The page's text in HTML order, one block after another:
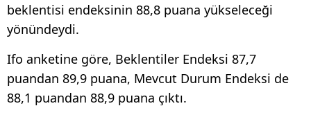
beklentisi endeksinin 88,8 puana yükseleceği
yönündeydi.
Ifo anketine göre, Beklentiler Endeksi 87,7
puandan 89,9 puana, Mevcut Durum Endeksi de
88,1 puandan 88,9 puana çıktı.